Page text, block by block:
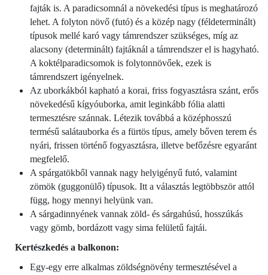
fajták is. A paradicsomnál a növekedési típus is meghatározó
lehet. A folyton növő (futó) és a közép nagy (féldeterminált)
típusok mellé karó vagy támrendszer szükséges, míg az
alacsony (determinált) fajtáknál a támrendszer el is hagyható.
A koktélparadicsomok is folytonnövőek, ezek is
támrendszert igényelnek.
Az uborkákból kapható a korai, friss fogyasztásra szánt, erős
növekedésű kígyóuborka, amit leginkább fólia alatti
termesztésre szánnak. Létezik továbbá a középhosszú
termésű salátauborka és a fürtös típus, amely bőven terem és
nyári, frissen történő fogyasztásra, illetve befőzésre egyaránt
megfelelő.
A spárgatökből vannak nagy helyigényű futó, valamint
zömök (guggonülő) típusok. Itt a választás legtöbbször attól
függ, hogy mennyi helyünk van.
A sárgadinnyének vannak zöld- és sárgahúsú, hosszúkás
vagy gömb, bordázott vagy sima felületű fajtái.
Kertészkedés a balkonon:
Egy-egy erre alkalmas zöldségnövény termesztésével a